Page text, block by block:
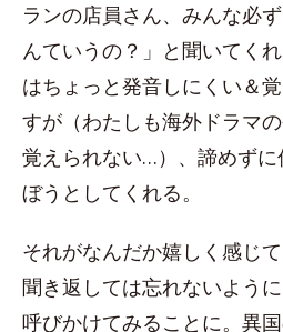
ランの店員さん、みんな必
んていうの？」と聞いてく
はちょっと発音しにくい＆
すが（わたしも海外ドラマ
覚えられない…）、諦めず
ぼうとしてくれる。
それがなんだか嬉しく感じ
聞き返しては忘れないよう
呼びかけてみることに。異